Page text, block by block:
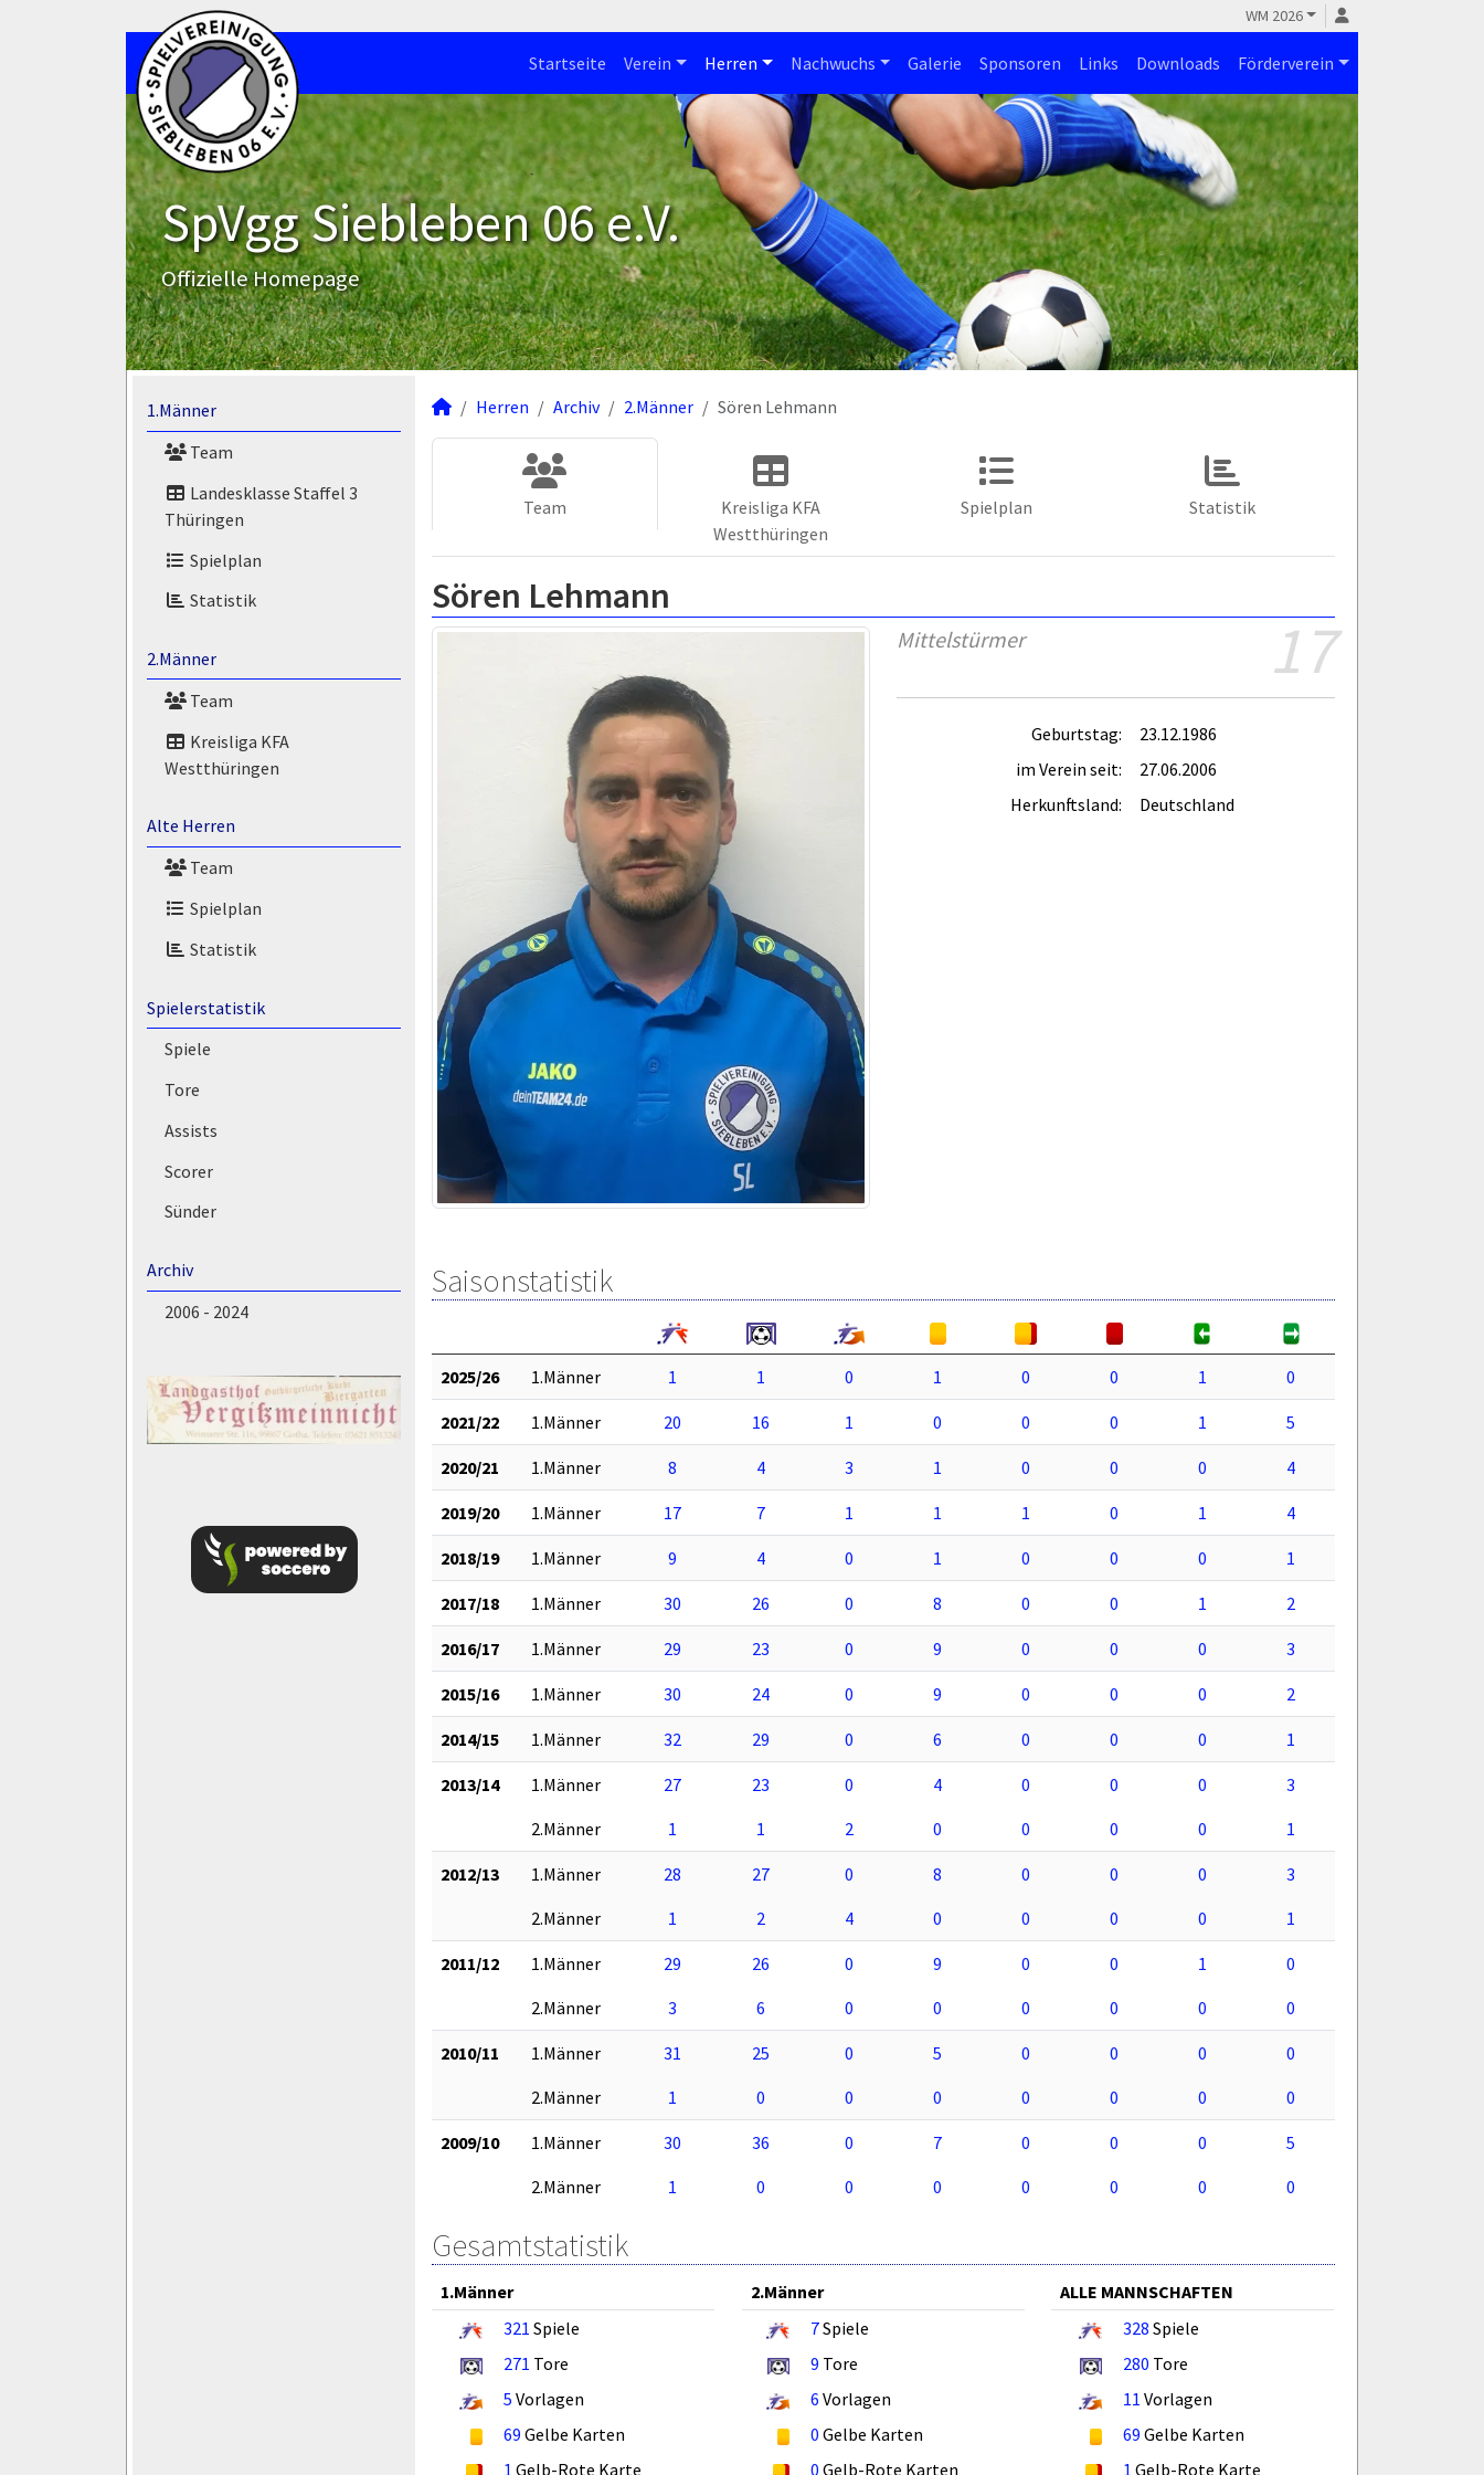
WM 2026
Startseite Verein Herren Nachwuchs Galerie Sponsoren Links Downloads Förderverein
SpVgg Siebleben 06 e.V.
Offizielle Homepage
1.Männer
Team
Landesklasse Staffel 3
Thüringen
Spielplan
Statistik
2.Männer
Team
Kreisliga KFA
Westthüringen
Alte Herren
Team
Spielplan
Statistik
Spielerstatistik
Spiele
Tore
Assists
Scorer
Sünder
Archiv
2006 - 2024
Herren Archiv 2.Männer Sören Lehmann
Team
Kreisliga KFA
Westthüringen
Spielplan Statistik
Sören Lehmann
17
Mittelstürmer
Geburtstag:
23.12.1986
im Verein seit:
27.06.2006
Herkunftsland:
Deutschland
Saisonstatistik
2025/26 1.Männer 1 1 0 1 0 0 1 0
2021/22 1.Männer 20 16 1 0 0 0 1 5
2020/21 1.Männer 8 4 3 1 0 0 0 4
2019/20 1.Männer 17 7 1 1 1 0 1 4
2018/19 1.Männer 9 4 0 1 0 0 0 1
2017/18 1.Männer 30 26 0 8 0 0 1 2
2016/17 1.Männer 29 23 0 9 0 0 0 3
2015/16 1.Männer 30 24 0 9 0 0 0 2
2014/15 1.Männer 32 29 0 6 0 0 0 1
2013/14 1.Männer 27 23 0 4 0 0 0
3
2.Männer
1 1 2 0 0 0 0 1
2012/13 1.Männer 28 27 0 8 0 0 0
3
2.Männer
1 2 4 0 0 0 0 1
2011/12 1.Männer 29 26 0 9 0 0 1
0
2.Männer
3 6 0 0 0 0 0 0
2010/11 1.Männer 31 25 0 5 0 0 0
0
2.Männer
1 0 0 0 0 0 0 0
2009/10 1.Männer 30 36 0 7 0 0 0
5
2.Männer
1 0 0 0 0 0 0 0
Gesamtstatistik
1.Männer
321 Spiele
271 Tore
5 Vorlagen
69 Gelbe Karten
1 Gelb-Rote Karte
2.Männer
7Spiele
9 Tore
6 Vorlagen
0 Gelbe Karten
0 Gelb-Rote Karten
ALLE MANNSCHAFTEN
328 Spiele
280 Tore
11 Vorlagen
69 Gelbe Karten
1 Gelb-Rote Karte